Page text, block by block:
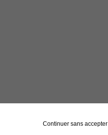
Continuer sans accepter